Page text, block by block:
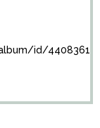
id/4408361